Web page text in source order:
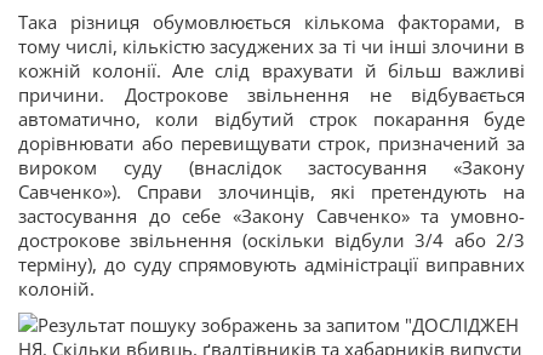
Така різниця обумовлюється кількома факторами, в
тому числі, кількістю засуджених за ті чи інші злочини в
кожній колонії. Але слід врахувати й більш важливі
причини. Дострокове звільнення не відбувається
автоматично, коли відбутий строк покарання буде
дорівнювати або перевищувати строк, призначений за
вироком суду (внаслідок застосування «Закону
Савченко»). Справи злочинців, які претендують на
застосування до себе «Закону Савченко» та умовно-
дострокове звільнення (оскільки відбули 3/4 або 2/3
терміну), до суду спрямовують адміністрації виправних
колоній.